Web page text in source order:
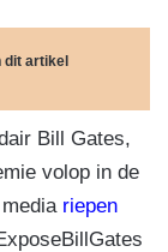
k
e
dI
n
e
a
m
at
A
p
p
dit artikel
Bill Gates,
volop in de
riepen